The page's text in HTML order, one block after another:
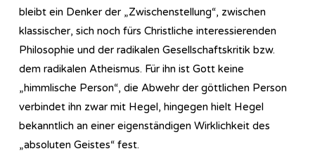
bleibt ein Denker der „Zwischenstellung“, zwischen
klassischer, sich noch fürs Christliche interessierenden
Philosophie und der radikalen Gesellschaftskritik bzw.
dem radikalen Atheismus. Für ihn ist Gott keine
„himmlische Person“, die Abwehr der göttlichen Person
verbindet ihn zwar mit Hegel, hingegen hielt Hegel
bekanntlich an einer eigenständigen Wirklichkeit des
„absoluten Geistes“ fest.